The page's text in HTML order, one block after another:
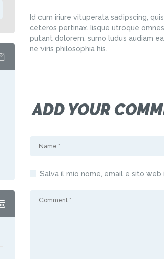
Id cum iriure vituperata sadipscing,
ceteros pertinax. Iisque utroque
putant dolorem, sumo ludus audiam
ne viris philosophia his.
ADD YOUR
Salva il mio nome, email e sito